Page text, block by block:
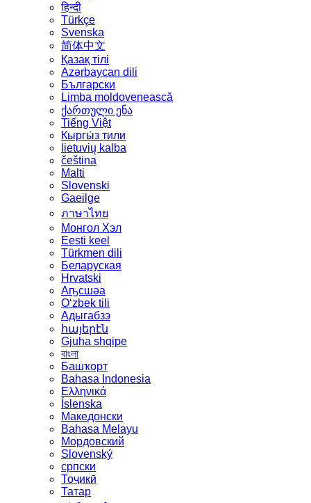
हिन्दी
Türkçe
Svenska
简体中文
Қазақ тілі
Azərbaycan dili
Български
Limba moldovenească
ქართული ენა
Tiếng Việt
Кыргы́з тили
lietuvių kalba
čeština
Malti
Slovenski
Gaeilge
ภาษาไทย
Монгол Хэл
Eesti keel
Türkmen dili
Беларуская
Hrvatski
Аҧсшәа
Oʻzbek tili
Адыгабзэ
հայերէն
Gjuha shqipe
বাংলা
Башҡорт
Bahasa Indonesia
Ελληνικά
Íslenska
Македонски
Bahasa Melayu
Мордовский
Slovenský
српски
Тоҷикӣ
Татар